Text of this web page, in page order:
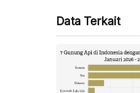
Data Terkait